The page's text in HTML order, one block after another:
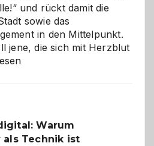
und rückt damit die
sowie das
in den Mittelpunkt.
jene, die sich mit Herzblut
Warum
Technik ist